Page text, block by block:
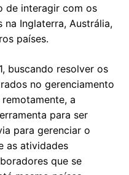
de interagir com os
Inglaterra, Austrália,
países.
buscando resolver os
no gerenciamento
a
para ser
para gerenciar o
as atividades
que se